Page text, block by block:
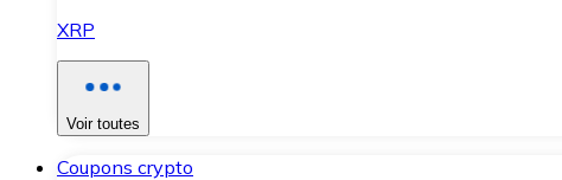
XRP
Voir toutes
Coupons crypto